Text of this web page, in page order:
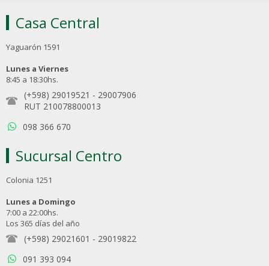
Casa Central
Yaguarón 1591
Lunes a Viernes
8:45 a 18:30hs.
(+598) 29019521 - 29007906
RUT 210078800013
098 366 670
Sucursal Centro
Colonia 1251
Lunes a Domingo
7:00 a 22:00hs.
Los 365 días del año
(+598) 29021601 - 29019822
091 393 094